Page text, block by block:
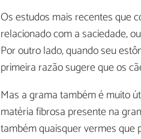
Os estudos mais recentes que
relacionado com a saciedade,
Por outro lado, quando seu
primeira razão sugere que os
Mas a grama também é muito
matéria fibrosa presente na
também quaisquer vermes que